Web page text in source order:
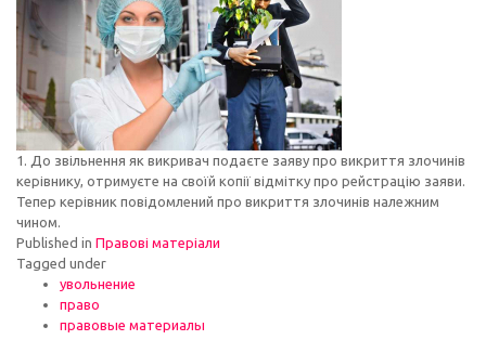
1. До звільнення як викривач подаєте заяву про викриття злочинів
керівнику, отримуєте на своїй копії відмітку про рейстрацію заяви.
Тепер керівник повідомлений про викриття злочинів належним
чином.
Published in Правові матеріали
Tagged under
увольнение
право
правовые материалы